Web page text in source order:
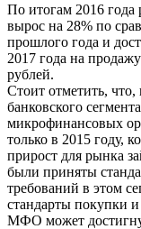
По итогам 2016
вырос на 28% по
прошлого года и
2017 года на
рублей.
Стоит отметить,
банковского
микрофинансовых
только в 2015 году,
прирост для рынка
были приняты
требований в этом
стандарты покупки
МФО может